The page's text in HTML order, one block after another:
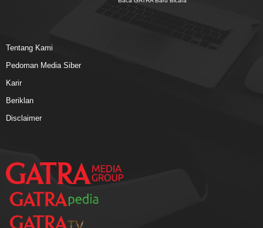
Tentang Kami
Pedoman Media Siber
Karir
Beriklan
Disclaimer